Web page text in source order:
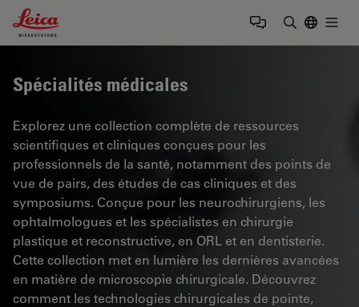
Leica Microsystems Logo
Spécialités médicales
Explorez une collection complète de ressources
scientifiques et cliniques conçues pour les
professionnels de la santé, notamment des points de
vue de pairs, des études de cas cliniques et des
symposiums. Conçue pour les neurochirurgiens, les
ophtalmologues et les spécialistes en chirurgie
plastique et reconstructive, en ORL et en dentisterie.
Cette collection met en lumière les dernières avancées
en matière de microscopie chirurgicale. Découvrez
comment les technologies chirurgicales de pointe,